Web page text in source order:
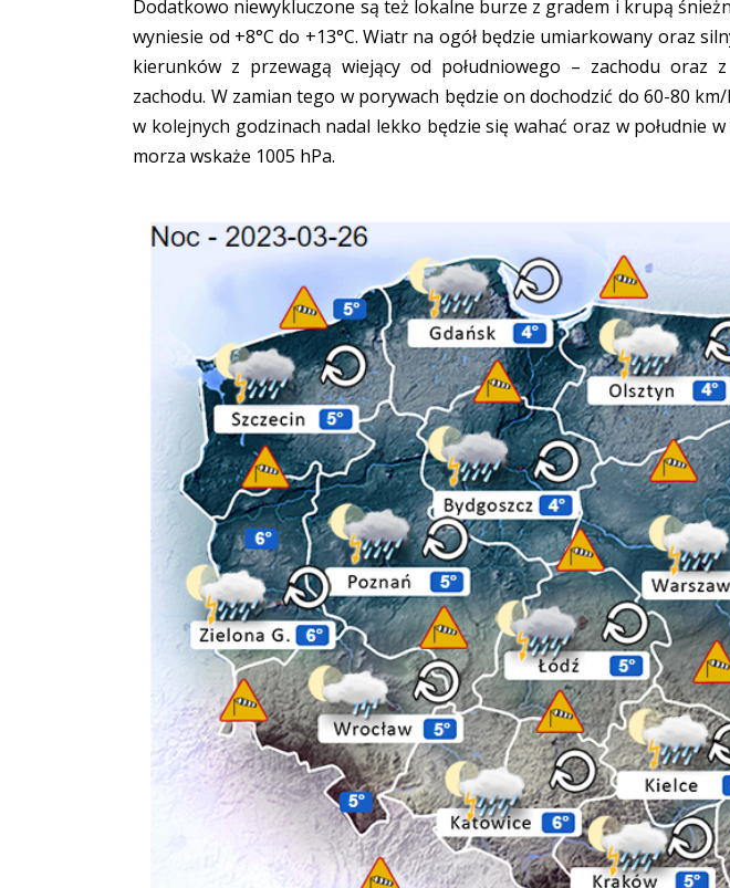
Dodatkowo niewykluczone są też lokalne burze z gradem i krupą
wyniesie od +8°C do +13°C. Wiatr na ogół będzie umiarkowany oraz
kierunków z przewagą wiejący od południowego – zachodu oraz
zachodu. W zamian tego w porywach będzie on dochodzić do 60-80
w kolejnych godzinach nadal lekko będzie się wahać oraz w południe
morza wskaże 1005 hPa.